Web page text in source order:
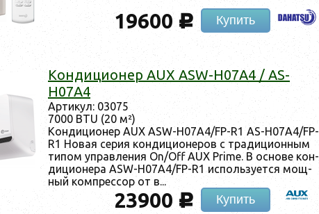
19600 c Купить
Кон­ди­ци­онер AUX ASW-H07A4 / AS-
H07A4
Ар­ти­кул: 03075
7000 BTU (20 м²)
Кон­ди­ци­онер AUX ASW-H07A4/FP-R1 AS-H07A4/FP-
R1 Но­вая се­рия кон­ди­ци­оне­ров с тра­дици­он­ным
ти­пом уп­равле­ния On/Off AUX Prime. В ос­но­ве кон­
ди­ци­оне­ра ASW-H07A4/FP-R1 ис­поль­зу­ет­ся мощ­
ный ком­прес­сор от в...
23900 c Купить